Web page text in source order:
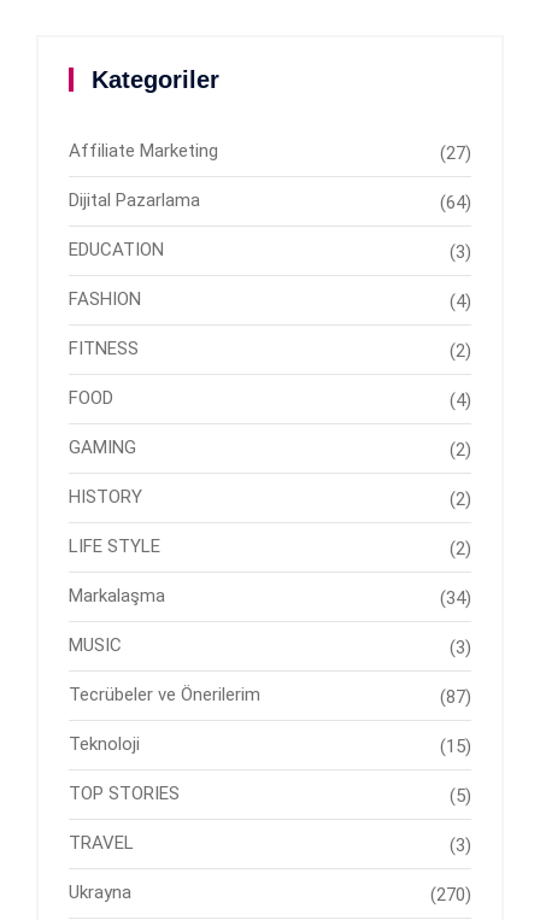
Kategoriler
Affiliate Marketing (27)
Dijital Pazarlama (64)
EDUCATION (3)
FASHION (4)
FITNESS (2)
FOOD (4)
GAMING (2)
HISTORY (2)
LIFE STYLE (2)
Markalaşma (34)
MUSIC (3)
Tecrübeler ve Önerilerim (87)
Teknoloji (15)
TOP STORIES (5)
TRAVEL (3)
Ukrayna (270)